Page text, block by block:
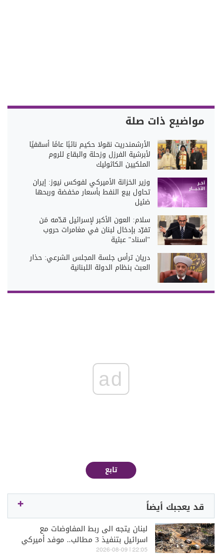
مواضيع ذات صلة
الأرشمندريت نقولا حكيم نائبًا عامًا أسقفيًا
لأبرشية الفرزل وزحلة والبقاع للروم
الملكيين الكاثوليك
وزير الخزانة الأميركي لفوكس نيوز: إيران
تحاول بيع النفط بأسعار مخفضة وربحها
ضئيل
سلام: العون الأكبر لإسرائيل قدّمه مَن
تفرّد بإدخال لبنان في مغامرات حروب
"اسناد" عبثية
دريان ترأس جلسة المجلس الشرعي: حذار
العبث بنظام الدولة اللبنانية
ad
تابع
قد يعجبك أيضاً
لبنان يتجه الى ربط المفاوضات مع
اسرائيل بتنفيذ 3 مطالب.. موفد أميركي
رفيع في بيروت وتل ابيب لبحث نتائج"
22:05 | 2026-08-09